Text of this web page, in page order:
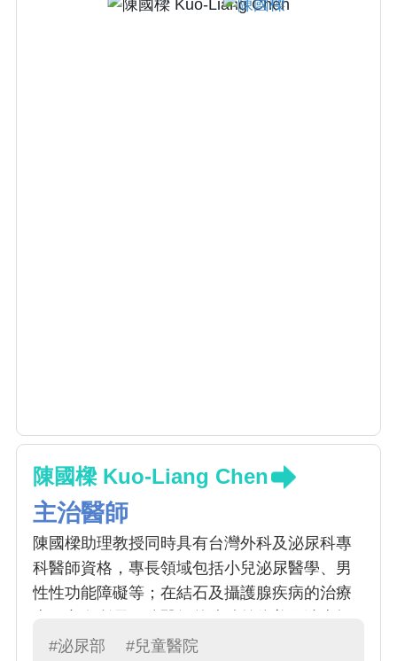
陳國樑 Kuo-Liang Chen
主治醫師
陳國樑助理教授同時具有台灣外科及泌尿科專
科醫師資格，專長領域包括小兒泌尿醫學、男
性性功能障礙等；在結石及攝護腺疾病的治療
兒童醫院暨哈佛醫學院組織工程暨細胞治療實
#泌尿部 #兒童醫院